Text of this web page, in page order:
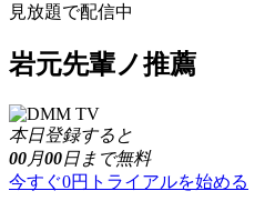
見放題で配信中
岩元先輩ノ推薦
本日登録すると
00月00日まで無料
今すぐ0円トライアルを始める